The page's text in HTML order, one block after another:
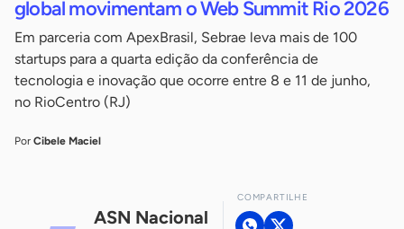
global movimentam o Web Summit Rio 2026
Em parceria com ApexBrasil, Sebrae leva mais de 100
startups para a quarta edição da conferência de
tecnologia e inovação que ocorre entre 8 e 11 de junho,
no RioCentro (RJ)
Por Cibele Maciel
ASN Nacional
COMPARTILHE